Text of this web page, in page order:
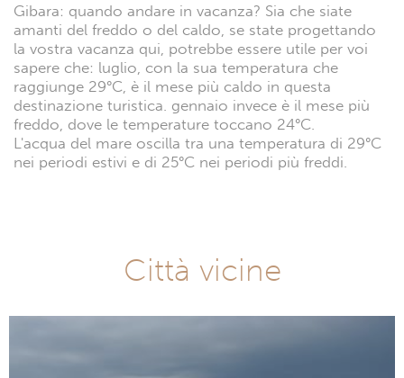
Gibara: quando andare in vacanza? Sia che siate
amanti del freddo o del caldo, se state progettando
la vostra vacanza qui, potrebbe essere utile per voi
sapere che: luglio, con la sua temperatura che
raggiunge 29°C, è il mese più caldo in questa
destinazione turistica. gennaio invece è il mese più
freddo, dove le temperature toccano 24°C.
L'acqua del mare oscilla tra una temperatura di 29°C
nei periodi estivi e di 25°C nei periodi più freddi.
Città vicine